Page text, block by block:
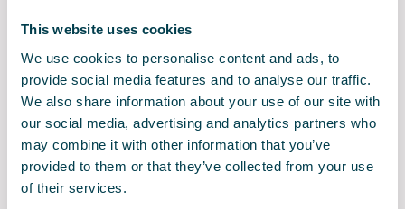
This website uses cookies
We use cookies to personalise content and ads, to
provide social media features and to analyse our traffic.
We also share information about your use of our site with
our social media, advertising and analytics partners who
may combine it with other information that you’ve
provided to them or that they’ve collected from your use
of their services.
med røykerelaterte utfordringer og trenger en
sikkerhetsforskrifter.
Trygg og sunn inneluft
A2-klassifiserte brannsikre